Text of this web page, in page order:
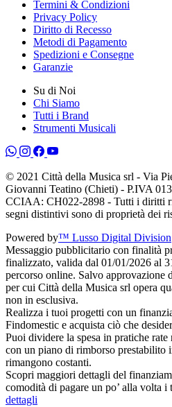
Termini & Condizioni
Privacy Policy
Diritto di Recesso
Metodi di Pagamento
Spedizioni e Consegne
Garanzie
Su di Noi
Chi Siamo
Tutti i Brand
Strumenti Musicali
© 2021 Città della Musica srl - Via
Giovanni Teatino (Chieti) - P.IVA
CCIAA: CH022-2898 - Tutti i diritti
segni distintivi sono di proprietà dei
Powered by™ Lusso Digital Division
Messaggio pubblicitario con finalità
finalizzato, valida dal 01/01/2026 al
percorso online. Salvo approvazione
per cui Città della Musica srl opera
non in esclusiva.
Realizza i tuoi progetti con un
Findomestic e acquista ciò che
Puoi dividere la spesa in pratiche
con un piano di rimborso prestabilito
rimangono costanti.
Scopri maggiori dettagli del
comodità di pagare un po’ alla volta i
dettagli